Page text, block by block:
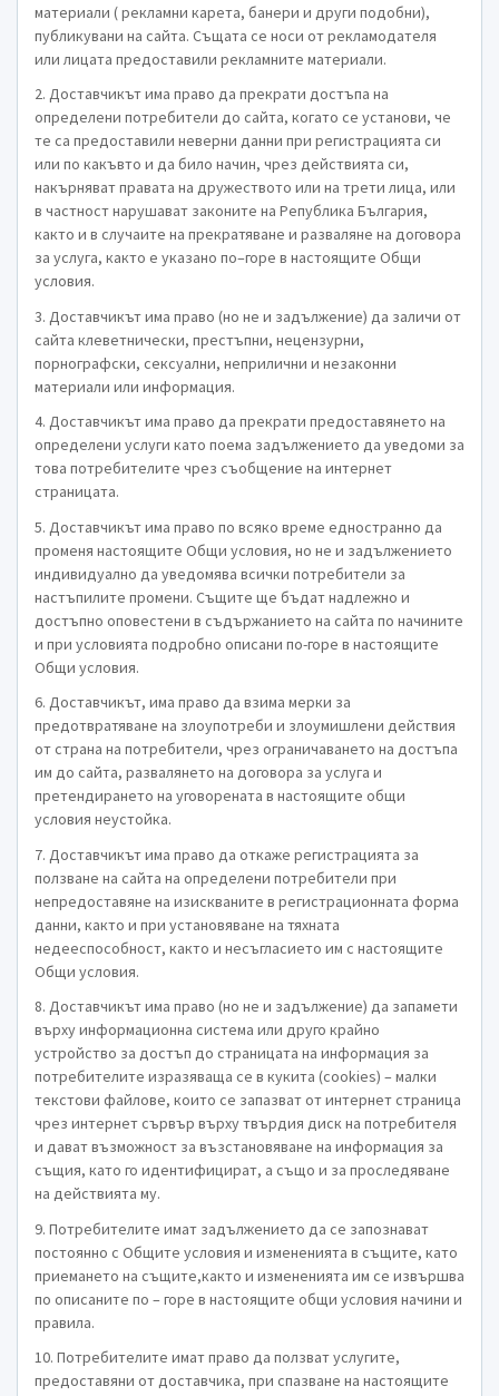
материали ( рекламни карета, банери и други подобни),
публикувани на сайта. Същата се носи от рекламодателя
или лицата предоставили рекламните материали.
2. Доставчикът има право да прекрати достъпа на
определени потребители до сайта, когато се установи, че
те са предоставили неверни данни при регистрацията си
или по какъвто и да било начин, чрез действията си,
накърняват правата на дружеството или на трети лица, или
в частност нарушават законите на Република България,
както и в случаите на прекратяване и разваляне на договора
за услуга, както е указано по–горе в настоящите Общи
условия.
3. Доставчикът има право (но не и задължение) да заличи от
сайта клеветнически, престъпни, нецензурни,
порнографски, сексуални, неприлични и незаконни
материали или информация.
4. Доставчикът има право да прекрати предоставянето на
определени услуги като поема задължението да уведоми за
това потребителите чрез съобщение на интернет
страницата.
5. Доставчикът има право по всяко време едностранно да
променя настоящите Общи условия, но не и задължението
индивидуално да уведомява всички потребители за
настъпилите промени. Същите ще бъдат надлежно и
достъпно оповестени в съдържанието на сайта по начините
и при условията подробно описани по-горе в настоящите
Общи условия.
6. Доставчикът, има право да взима мерки за
предотвратяване на злоупотреби и злоумишлени действия
от страна на потребители, чрез ограничаването на достъпа
им до сайта, развалянето на договора за услуга и
претендирането на уговорената в настоящите общи
условия неустойка.
7. Доставчикът има право да откаже регистрацията за
ползване на сайта на определени потребители при
непредоставяне на изискваните в регистрационната форма
данни, както и при установяване на тяхната
недееспособност, както и несъгласието им с настоящите
Общи условия.
8. Доставчикът има право (но не и задължение) да запамети
върху информационна система или друго крайно
устройство за достъп до страницата на информация за
потребителите изразяваща се в кукита (cookies) – малки
текстови файлове, които се запазват от интернет страница
чрез интернет сървър върху твърдия диск на потребителя
и дават възможност за възстановяване на информация за
същия, като го идентифицират, а също и за проследяване
на действията му.
9. Потребителите имат задължението да се запознават
постоянно с Общите условия и измененията в същите, като
приемането на същите,както и измененията им се извършва
по описаните по – горе в настоящите общи условия начини и
правила.
10. Потребителите имат право да ползват услугите,
предоставяни от доставчика, при спазване на настоящите